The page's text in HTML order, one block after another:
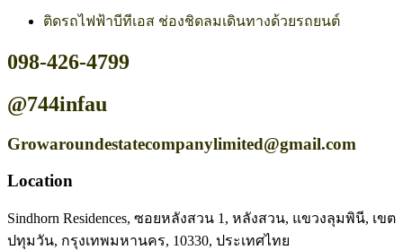
ติดรถไฟฟ้าบีทีเอส ช่องชิดลมเดินทางด้วยรถยนต์
098-426-4799
@744infau
Growaroundestatecompanylimited@gmail.com
Location
Sindhorn Residences, ซอยหลังสวน 1, หลังสวน, แขวงลุมพินี, เขต
ปทุมวัน, กรุงเทพมหานคร, 10330, ประเทศไทย